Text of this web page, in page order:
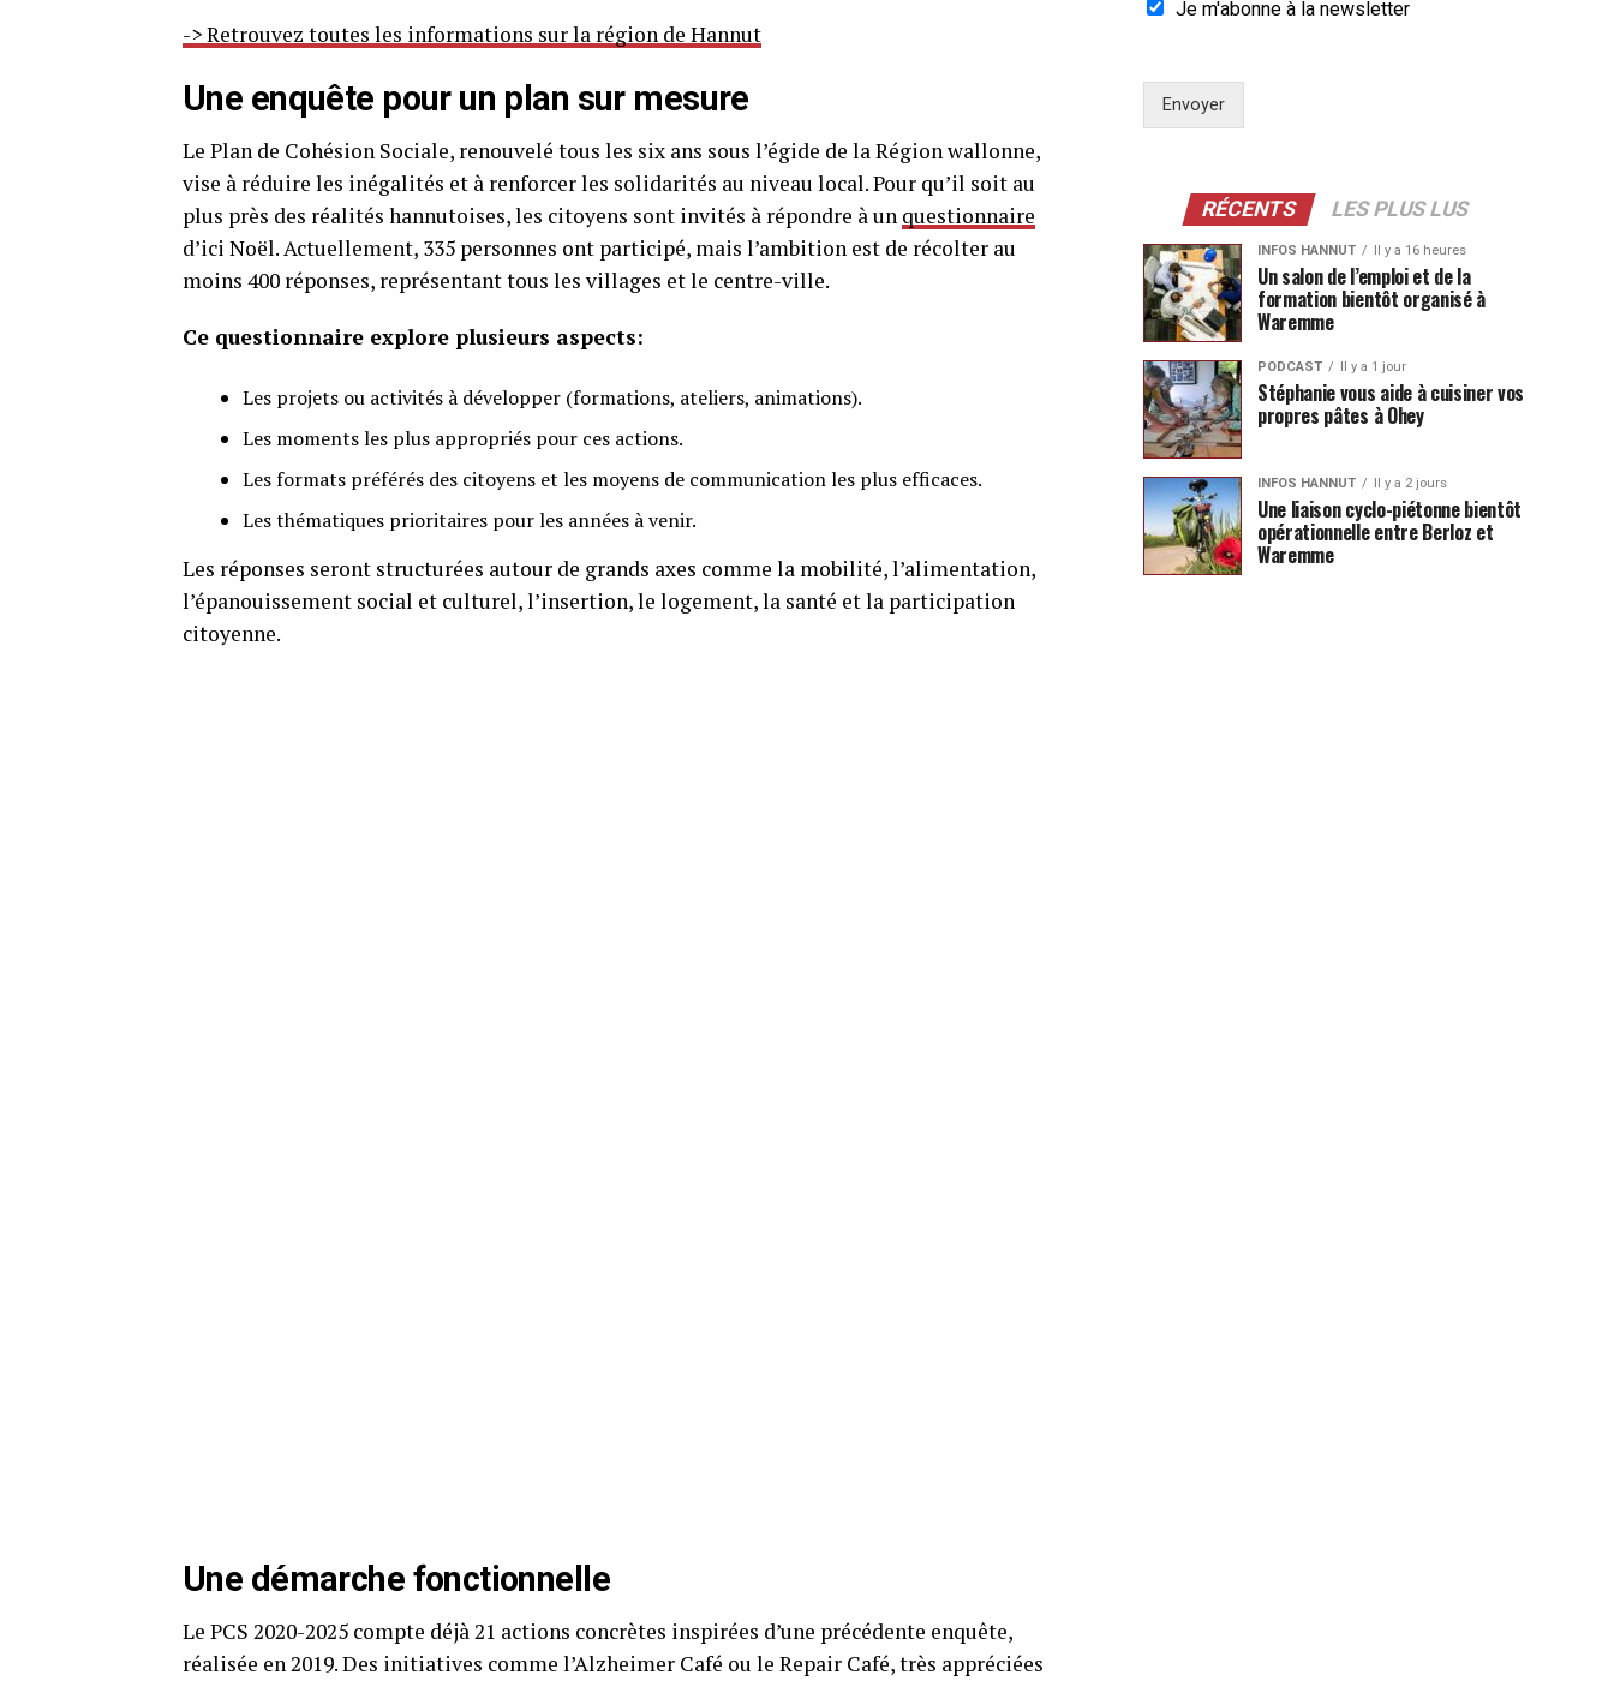
-> Retrouvez toutes les informations sur la région de Hannut
Une enquête pour un plan sur mesure
Le Plan de Cohésion Sociale, renouvelé tous les six ans sous l’égide de la Région wallonne,
vise à réduire les inégalités et à renforcer les solidarités au niveau local. Pour qu’il soit au
plus près des réalités hannutoises, les citoyens sont invités à répondre à un questionnaire
d’ici Noël. Actuellement, 335 personnes ont participé, mais l’ambition est de récolter au
moins 400 réponses, représentant tous les villages et le centre-ville.
Ce questionnaire explore plusieurs aspects:
Les projets ou activités à développer (formations, ateliers, animations).
Les moments les plus appropriés pour ces actions.
Les formats préférés des citoyens et les moyens de communication les plus efficaces.
Les thématiques prioritaires pour les années à venir.
Les réponses seront structurées autour de grands axes comme la mobilité, l’alimentation,
l’épanouissement social et culturel, l’insertion, le logement, la santé et la participation
citoyenne.
Une démarche fonctionnelle
Le PCS 2020-2025 compte déjà 21 actions concrètes inspirées d’une précédente enquête,
réalisée en 2019. Des initiatives comme l’Alzheimer Café ou le Repair Café, très appréciées
Je m'abonne à la newsletter
Envoyer
RÉCENTS LES PLUS LUS
INFOS HANNUT Il y a 16 heures
Un salon de l’emploi et de la
formation bientôt organisé à
Waremme
PODCAST Il y a 1 jour
Stéphanie vous aide à cuisiner vos
propres pâtes à Ohey
INFOS HANNUT Il y a 2 jours
Une liaison cyclo-piétonne bientôt
opérationnelle entre Berloz et
Waremme